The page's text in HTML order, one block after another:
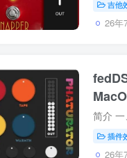
吉他
26年
插件
26年